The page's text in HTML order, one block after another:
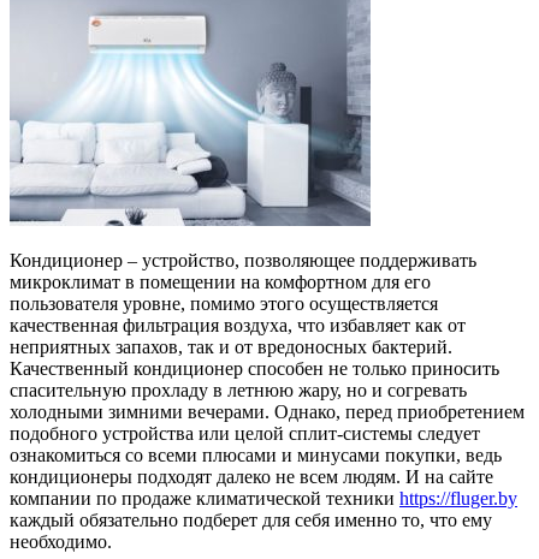
Кондиционер – устройство, позволяющее поддерживать
микроклимат в помещении на комфортном для его
пользователя уровне, помимо этого осуществляется
качественная фильтрация воздуха, что избавляет как от
неприятных запахов, так и от вредоносных бактерий.
Качественный кондиционер способен не только приносить
спасительную прохладу в летнюю жару, но и согревать
холодными зимними вечерами. Однако, перед приобретением
подобного устройства или целой сплит-системы следует
ознакомиться со всеми плюсами и минусами покупки, ведь
кондиционеры подходят далеко не всем людям. И на сайте
компании по продаже климатической техники https://fluger.by
каждый обязательно подберет для себя именно то, что ему
необходимо.